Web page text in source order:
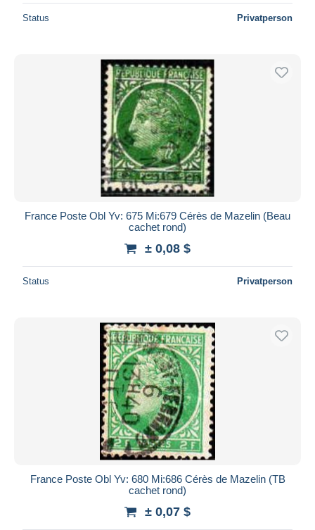
Status Privatperson
France Poste Obl Yv: 675 Mi:679 Cérès de Mazelin (Beau
cachet rond)
± 0,08 $
Status Privatperson
France Poste Obl Yv: 680 Mi:686 Cérès de Mazelin (TB
cachet rond)
± 0,07 $